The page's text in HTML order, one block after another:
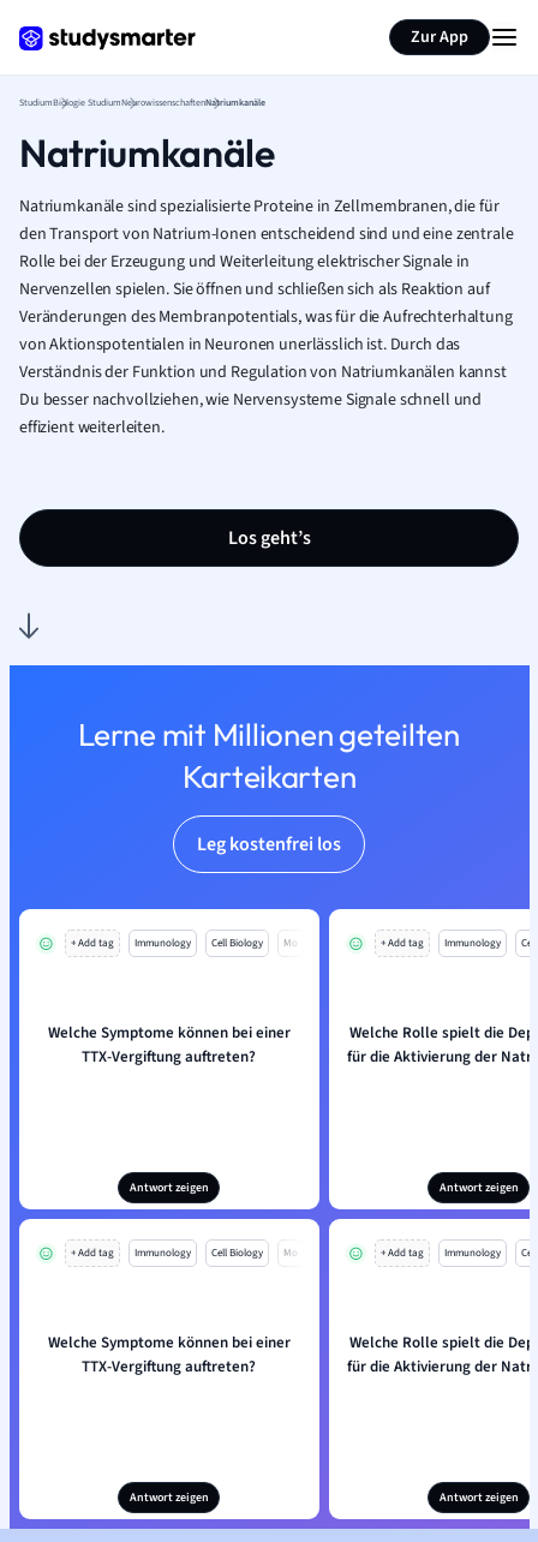
Zur App
StudiumBiologie StudiumNeurowissenschaftenNatriumkanäle
Natriumkanäle
Natriumkanäle sind spezialisierte Proteine in Zellmembranen, die für
den Transport von Natrium-Ionen entscheidend sind und eine zentrale
Rolle bei der Erzeugung und Weiterleitung elektrischer Signale in
Nervenzellen spielen. Sie öffnen und schließen sich als Reaktion auf
Veränderungen des Membranpotentials, was für die Aufrechterhaltung
von Aktionspotentialen in Neuronen unerlässlich ist. Durch das
Verständnis der Funktion und Regulation von Natriumkanälen kannst
Du besser nachvollziehen, wie Nervensysteme Signale schnell und
effizient weiterleiten.
Los geht’s
Lerne mit Millionen geteilten
Karteikarten
Leg kostenfrei los
+ Add tag Immunology Cell Biology Mo
Welche Symptome können bei einer
TTX-Vergiftung auftreten?
Antwort zeigen
+ Add tag Immunology
Welche Rolle spielt die
für die Aktivierung der
Antwort zeigen
+ Add tag Immunology Cell Biology Mo
Welche Symptome können bei einer
TTX-Vergiftung auftreten?
Antwort zeigen
+ Add tag Immunology
Welche Rolle spielt die
für die Aktivierung der
Antwort zeigen